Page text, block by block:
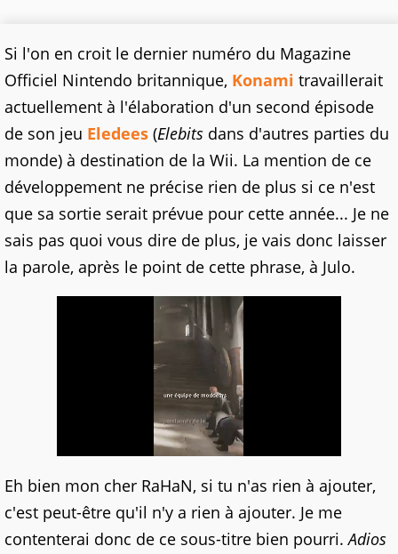
Si l'on en croit le dernier numéro du Magazine
Officiel Nintendo britannique, Konami travaillerait
actuellement à l'élaboration d'un second épisode
de son jeu Eledees (Elebits dans d'autres parties du
monde) à destination de la Wii. La mention de ce
développement ne précise rien de plus si ce n'est
que sa sortie serait prévue pour cette année... Je ne
sais pas quoi vous dire de plus, je vais donc laisser
la parole, après le point de cette phrase, à Julo.
Eh bien mon cher RaHaN, si tu n'as rien à ajouter,
c'est peut-être qu'il n'y a rien à ajouter. Je me
contenterai donc de ce sous-titre bien pourri.Adios